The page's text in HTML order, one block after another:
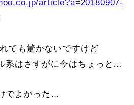
article?a=20180907-
ても驚かないですけど
系はさすがに今はちょっと…
でよかった…